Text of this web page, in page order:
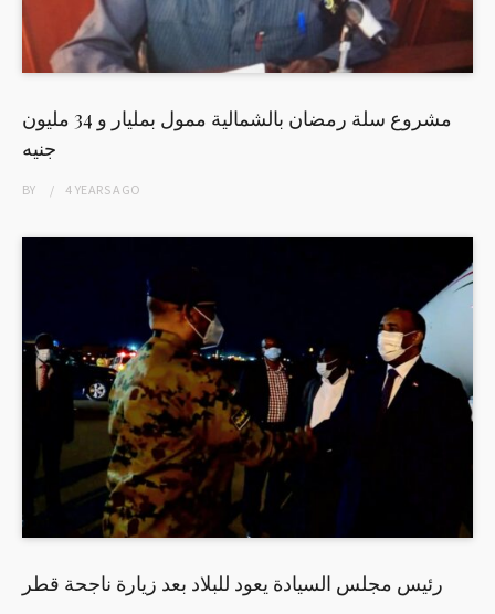
مشروع سلة رمضان بالشمالية ممول بمليار و 34 مليون
جنيه
BY 4 YEARSAGO
رئيس مجلس السيادة يعود للبلاد بعد زيارة ناجحة قطر